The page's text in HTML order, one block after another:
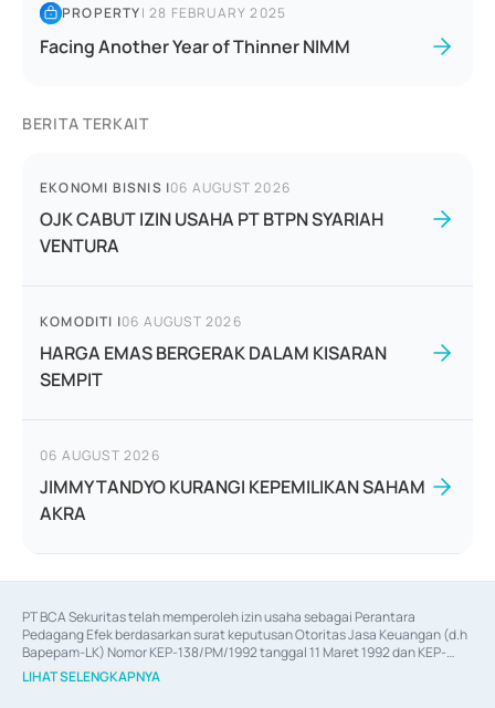
PROPERTY|28 FEBRUARY 2025
Facing Another Year of Thinner NIMM
BERITA TERKAIT
EKONOMI BISNIS |06 AUGUST 2026
OJK CABUT IZIN USAHA PT BTPN SYARIAH
VENTURA
KOMODITI |06 AUGUST 2026
HARGA EMAS BERGERAK DALAM KISARAN
SEMPIT
06 AUGUST 2026
JIMMY TANDYO KURANGI KEPEMILIKAN SAHAM
AKRA
PT BCA Sekuritas telah memperoleh izin usaha sebagai Perantara
Pedagang Efek berdasarkan surat keputusan Otoritas Jasa Keuangan (d.h
Bapepam-LK) Nomor KEP-138/PM/1992 tanggal 11 Maret 1992 dan KEP-
06/D.04/2014 tanggal 28 Februari 2014, izin usaha sebagai Penjamin Emisi
Efek berdasarkan surat keputusan Otoritas Jasa Keuangan Nomor KEP-
LIHAT SELENGKAPNYA